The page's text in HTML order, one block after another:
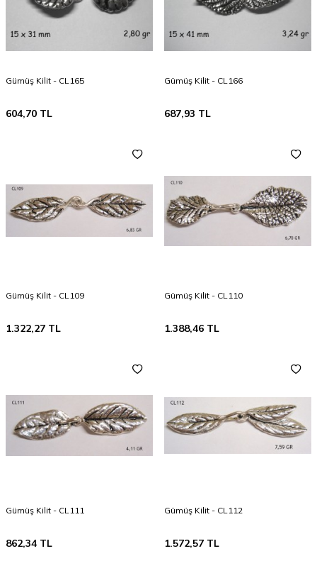
Gümüş Kilit - CL165
604,70 TL
Gümüş Kilit - CL166
687,93 TL
Gümüş Kilit - CL109
1.322,27 TL
Gümüş Kilit - CL110
1.388,46 TL
Gümüş Kilit - CL111
862,34 TL
Gümüş Kilit - CL112
1.572,57 TL